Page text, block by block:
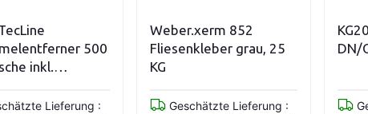
den Warenkorb
500
inkl.
Lieferung :
Weber.xerm 852
Fliesenkleber grau, 25
KG
Geschätzte Lieferung :
DN/